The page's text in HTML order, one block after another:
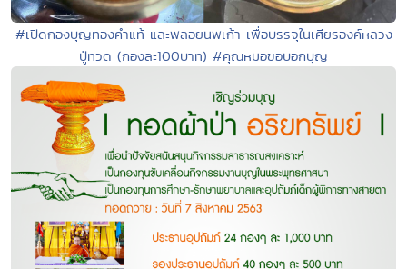
#เปิดกองบุญทองคำแท้ และพลอยนพเก้า เพื่อบรรจุในเศียรองค์หลวง
ปู่ทวด (กองละ100บาท) #คุณหมอขอบอกบุญ